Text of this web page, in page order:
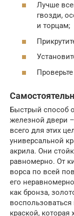
Лучше
гвозди,
и торцам;
Быстрый способ
железной двери
всего для этих
универсальной
акрила. Они
равномерно. От
ворса по всей
его
как бронза,
краской, которая